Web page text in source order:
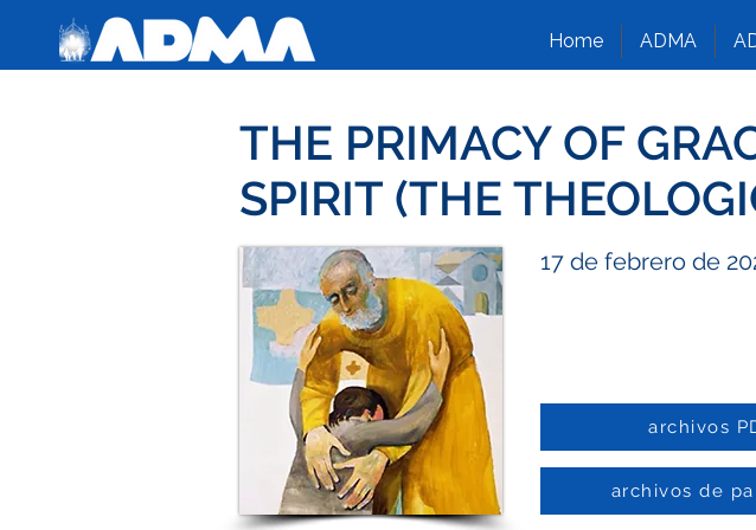
Home ADMA
THE PRIMACY OF
SPIRIT (THE
17 de febrero de
archivos
archivos de